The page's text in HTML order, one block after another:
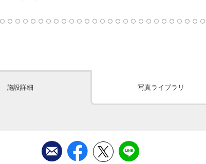
施設詳細 写真ライブラリ